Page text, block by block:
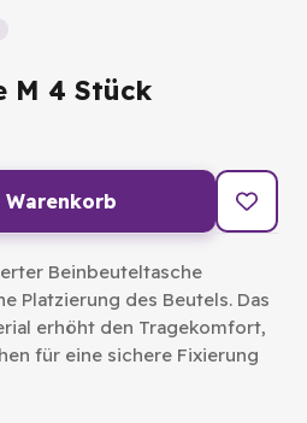
M 4 Stück
Beinbeuteltasche
Platzierung des Beutels. Das
erhöht den Tragekomfort,
für eine sichere Fixierung